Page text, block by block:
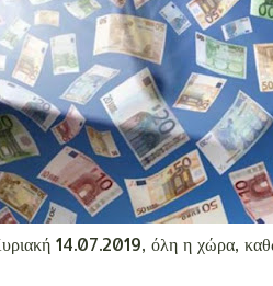
14.07.2019, όλη η χώρα,